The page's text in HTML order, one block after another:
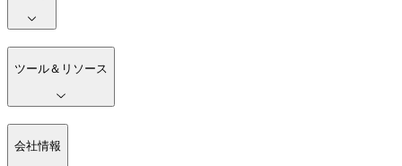
ツール＆リソース
会社情報